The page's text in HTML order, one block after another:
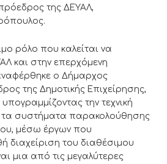
της ΔΕΥΑΛ,
ρόλο που καλείται να
και στην επερχόμενη
ο Δήμαρχος
της Δημοτικής Επιχείρησης,
την τεχνική
τα συστήματα παρακολούθησης
μέσω έργων που
διαχείριση του διαθέσιμου
μια από τις μεγαλύτερες